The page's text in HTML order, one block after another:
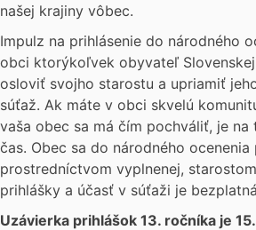
našej krajiny vôbec.
Impulz na prihlásenie do národného
obci ktorýkoľvek obyvateľ
osloviť svojho starostu a upriamiť
súťaž. Ak máte v obci skvelú
vaša obec sa má čím pochváliť, je
čas. Obec sa do národného ocenenia
prostredníctvom vyplnenej,
prihlášky a účasť v súťaži je
Uzávierka prihlášok 13. ročníka je